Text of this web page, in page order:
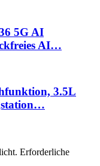
5G AI
AI…
3.5L
Erforderliche